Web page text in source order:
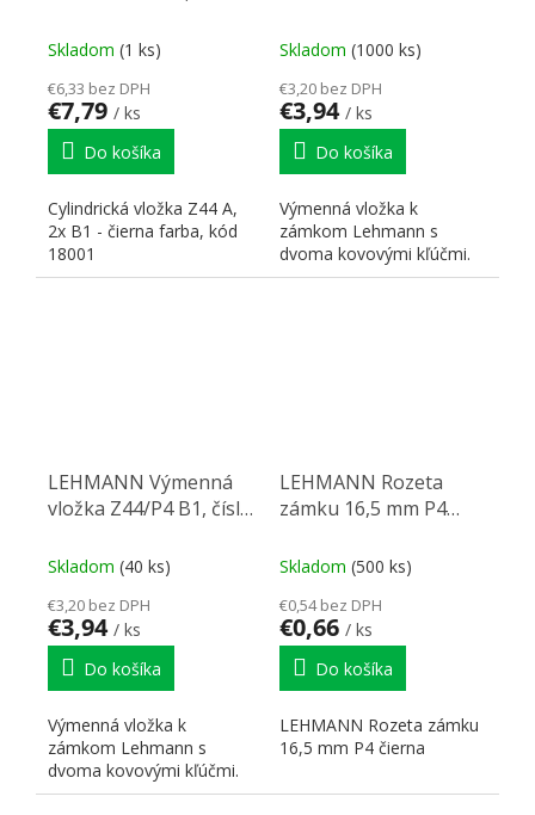
Skladom (1 ks)
€6,33 bez DPH
€7,79 / ks
Do košíka
Cylindrická vložka Z44 A,
2x B1 - čierna farba, kód
18001
Skladom (1000 ks)
€3,20 bez DPH
€3,94 / ks
Do košíka
Výmenná vložka k
zámkom Lehmann s
dvoma kovovými kľúčmi.
LEHMANN Výmenná
vložka Z44/P4 B1, číslo
Skladom (40 ks)
€3,20 bez DPH
€3,94 / ks
Do košíka
Výmenná vložka k
zámkom Lehmann s
dvoma kovovými kľúčmi.
LEHMANN Rozeta
zámku 16,5 mm P4
Skladom (500 ks)
€0,54 bez DPH
€0,66 / ks
Do košíka
LEHMANN Rozeta zámku
16,5 mm P4 čierna